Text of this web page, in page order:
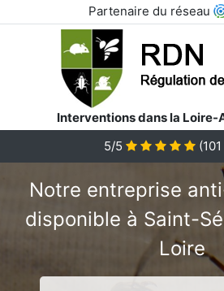
Partenaire du réseau
Interventions dans la Loire-
5/5
(101
Notre entreprise
disponible à Saint-
Loire